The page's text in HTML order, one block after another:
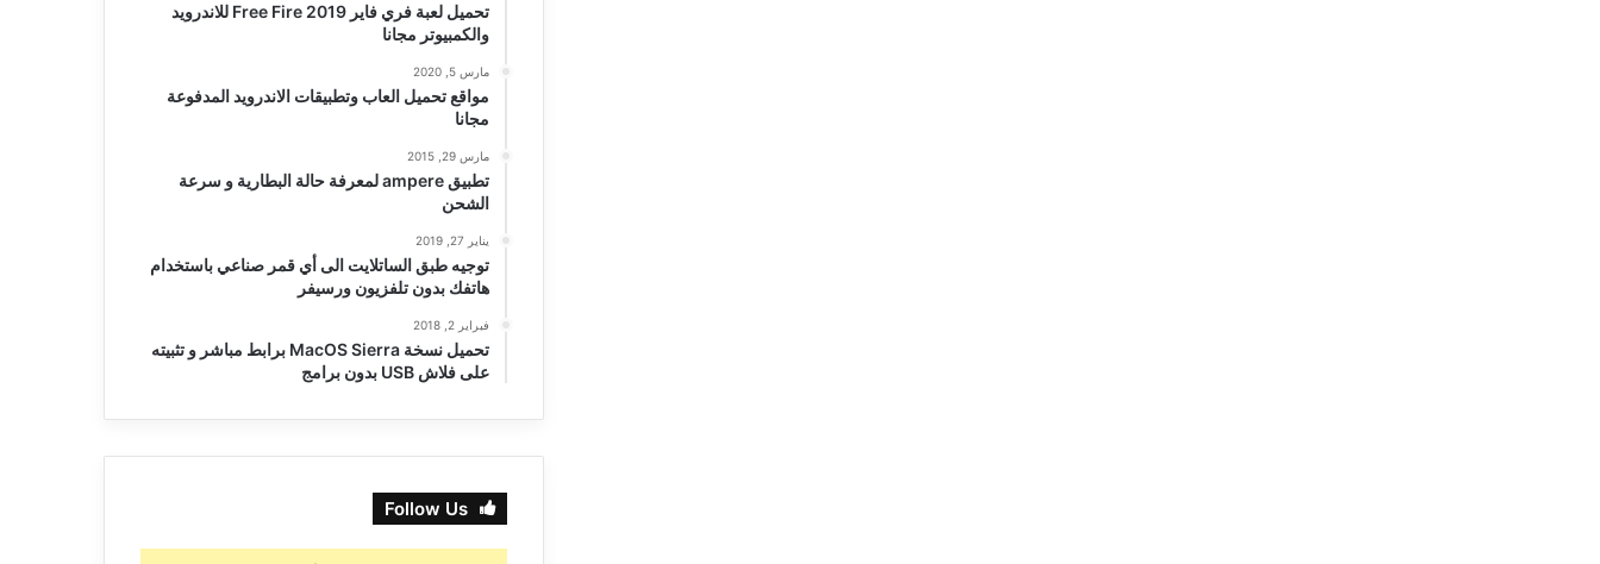
تحميل لعبة فري فاير Free Fire 2019 للاندرويد
والكمبيوتر مجانا
مارس 5, 2020
مواقع تحميل العاب وتطبيقات الاندرويد المدفوعة
مجانا
مارس 29, 2015
تطبيق ampere لمعرفة حالة البطارية و سرعة
الشحن
يناير 27, 2019
توجيه طبق الساتلايت الى أي قمر صناعي باستخدام
هاتفك بدون تلفزيون ورسيفر
فبراير 2, 2018
تحميل نسخة MacOS Sierra برابط مباشر و تثبيته
على فلاش USB بدون برامج
Follow Us